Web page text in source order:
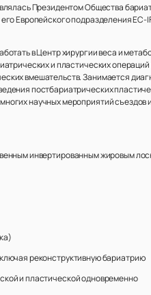
Президентом Общества
Европейского подразделения
в Центр хирургии веса и
и пластических
вмешательств. Занимается
постбариатрических
научных мероприятий
инвертированным жировым
реконструктивную бариатрию
и пластической одновременно